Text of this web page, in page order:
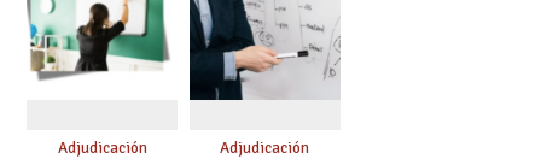
Adjudicación
Adjudicación